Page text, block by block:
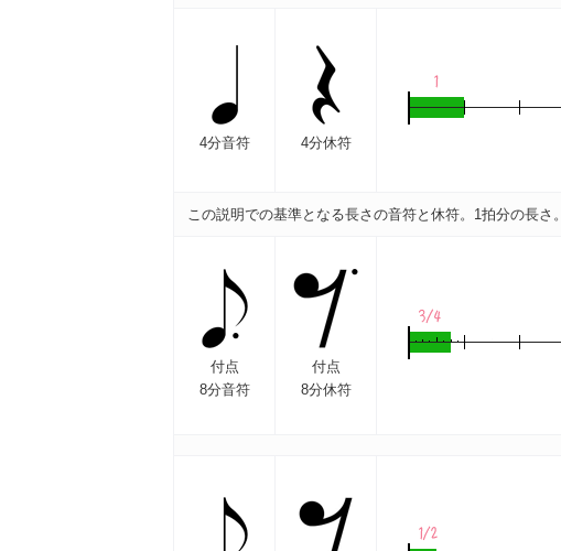
4分音符 4分休符
この説明での基準となる長さの音符と休符。1拍分の長さ。
付点
8分音符
付点
8分休符